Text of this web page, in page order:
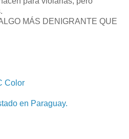
MÁS DENIGRANTE QUE
Color
en Paraguay.